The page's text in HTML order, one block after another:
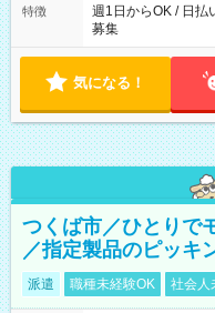
特徴
週1日からOK / 日払
募集
気になる！
つくば市／ひとりで
／指定製品のピッキ
派遣 職種未経験OK 社会人